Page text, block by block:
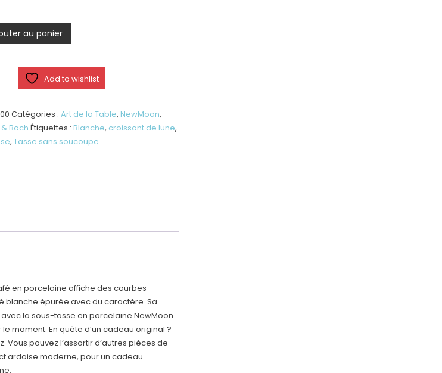
au panier
Add to wishlist
Catégories :Art de la Table,NewMoon,
Boch Étiquettes :Blanche, croissant de lune,
,Tasse sans soucoupe
en porcelaine affiche des courbes
blanche épurée avec du caractère. Sa
la sous-tasse en porcelaine NewMoon
moment. En quête d’un cadeau original ?
pouvez l’assortir d’autres pièces de
ardoise moderne, pour un cadeau